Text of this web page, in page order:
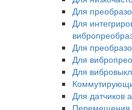
Для
Для
Для
Для
Для
Для датчиков
Перемещения